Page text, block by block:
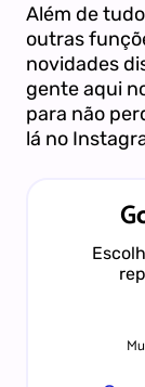
Além de
outras
novidades
gente aqui
para não
lá no